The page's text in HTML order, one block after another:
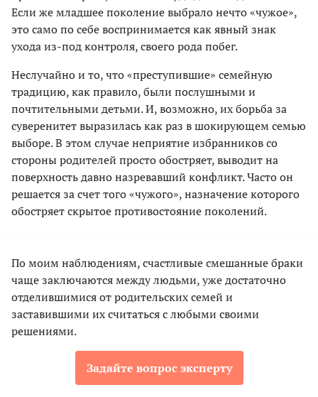
Если же младшее поколение выбрало нечто «чужое»,
это само по себе воспринимается как явный знак
ухода из-под контроля, своего рода побег.
Неслучайно и то, что «преступившие» семейную
традицию, как правило, были послушными и
почтительными детьми. И, возможно, их борьба за
суверенитет выразилась как раз в шокирующем семью
выборе. В этом случае неприятие избранников со
стороны родителей просто обостряет, выводит на
поверхность давно назревавший конфликт. Часто он
решается за счет того «чужого», назначение которого
обостряет скрытое противостояние поколений.
По моим наблюдениям, счастливые смешанные браки
чаще заключаются между людьми, уже достаточно
отделившимися от родительских семей и
заставившими их считаться с любыми своими
решениями.
Задайте вопрос эксперту